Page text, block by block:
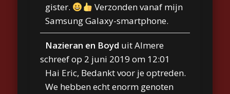
gister.
Verzonden vanaf mijn
Samsung Galaxy-smartphone.
Nazieran en Boyd uitAlmere
schreef op 2 juni 2019 om 12:01
Hai Eric, Bedankt voor je optreden.
We hebben echt enorm genoten